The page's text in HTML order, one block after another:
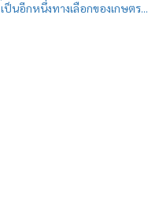
ป็นอีกหนึ่งทางเลือกของเกษตร...